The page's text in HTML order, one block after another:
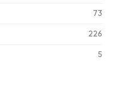
73
226
5